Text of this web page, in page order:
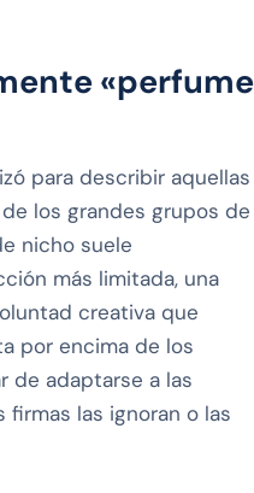
«perfume
para describir aquellas
los grandes grupos de
nicho suele
más limitada, una
creativa que
por encima de los
de adaptarse a las
las ignoran o las